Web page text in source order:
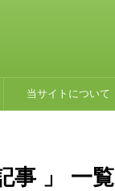
当サイトについて
事 」 一覧